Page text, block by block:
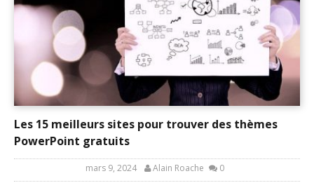
Les 15 meilleurs sites pour trouver des thèmes
PowerPoint gratuits
mars 9, 2024 Alain Roache 0